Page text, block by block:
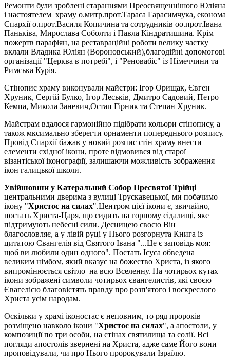
Ремонти були зроблені стараннями Преосвященнішого Юліяна
і настоятелем храму о.митр.прот.Тараса Гарасимчука, економа
Єпархії о.прот.Василя Копичина та сотрудників оо.прот.Івана
Паньківа, Мирослава Соболти і Павла Кіндратишина. Крім
пожертв парафіян, на реставраційні роботи велику частку
вклали Владика Юліян (Вороновський),благодійні допомогові
організації "Церква в потребі", і "Реновабіс" із Німеччини та
Римська Курія.
Стінопис храму виконували майстри: Ігор Орищак, Євген
Хруник, Сергій Булко, Ігор Леськів, Дмитро Садовий, Петро
Кемпа, Микола Заневич,Остап Гірник та Степан Хруник.
Майстрам вдалося гармонійно підібрати кольори стінопису, а
також мксимально зберегти орнаменти попереднього розпису.
Провід Єпархії бажав у новий розпис стін храму внести
елементи східної ікони, проте відмовився від старої
візантіської іконографії, залишаючи можливість зображення
ікон галицької школи.
Увійшовши у Катеральний Собор Пресвятої Трійці
центральними дверима з вулиці Трускавецької, ми побачимо
ікону "Христос на силах".Центром цієї ікони є, звичайно,
постать Христа-Царя, що сидить на горному сідалищі, яке
підтримують небесні сили. Десницею своєю Він
благословляє, а у лівій руці у Нього розгорнута Книга із
цитатою Євангелія від Святого Івана "...Це є заповідь моя:
щоб ви любили один одного". Постать Ісуса обведена
великим німбом, який вказує на божество Христа, із якого
випромінюється світло на всю Вселенну. На чотирьох кутах
ікони зображені символи чотирьох євангелистів, які своєю
Євагелією благовістять правду про розп'ятого і воскреслого
Христа усім народам.
Оскільки у храмі іконостас є неповним, то ряд пророків
розміщено навколо ікони "Христос на силах", а апостоли, у
композиції по три особи, на стінах святилища та солії. Всі
погляди апостолів звернені на Христа, адже саме Його вони
проповідували, чи про Нього пророкували Ізраїлю.